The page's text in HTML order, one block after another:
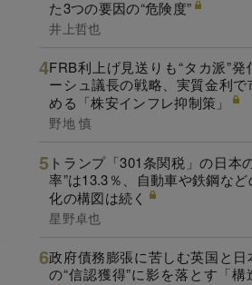
た3つの要因の“危険度”
井上哲也
FRB利上げ見送りも“タカ派”発
ーシュ議長の戦略、実質金利で
める「株安インフレ抑制策」
野地 慎
トランプ「301条関税」の日本
率”は13.3％、自動車や鉄鋼な
化の構図は続く
星野卓也
政府債務膨張に苦しむ英国と日
の“信認獲得”に影を落とす「構